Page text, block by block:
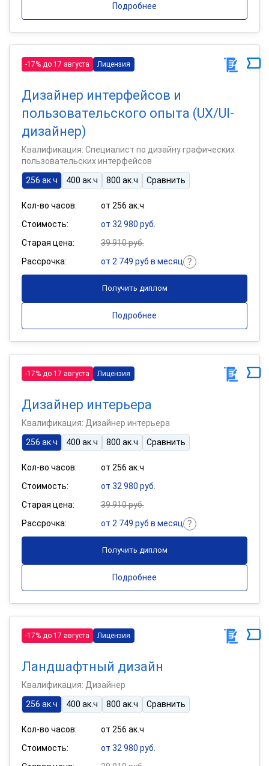
Подробнее
-17% до 17 августа Лицензия
Дизайнер интерфейсов и
пользовательского опыта (UX/UI-
дизайнер)
Квалификация: Специалист по дизайну графических
пользовательских интерфейсов
256 ак.ч
400 ак.ч 800 ак.ч Сравнить
Кол-во часов:
от 256 ак.ч
Стоимость:
от 32 980 руб.
Старая цена:
39 910 руб.
Рассрочка:
от 2 749 руб в месяц
Получить диплом
Подробнее
-17% до 17 августа Лицензия
Дизайнер интерьера
Квалификация: Дизайнер интерьера
256 ак.ч
400 ак.ч 800 ак.ч Сравнить
Кол-во часов:
от 256 ак.ч
Стоимость:
от 32 980 руб.
Старая цена:
39 910 руб.
Рассрочка:
от 2 749 руб в месяц
Получить диплом
Подробнее
-17% до 17 августа Лицензия
Ландшафтный дизайн
Квалификация: Дизайнер
256 ак.ч
400 ак.ч 800 ак.ч Сравнить
Кол-во часов:
от 256 ак.ч
Стоимость:
от 32 980 руб.